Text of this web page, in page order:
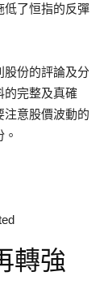
低了恒指的反彈
股份的評論及分
的完整及真確
注意股價波動的
轉強